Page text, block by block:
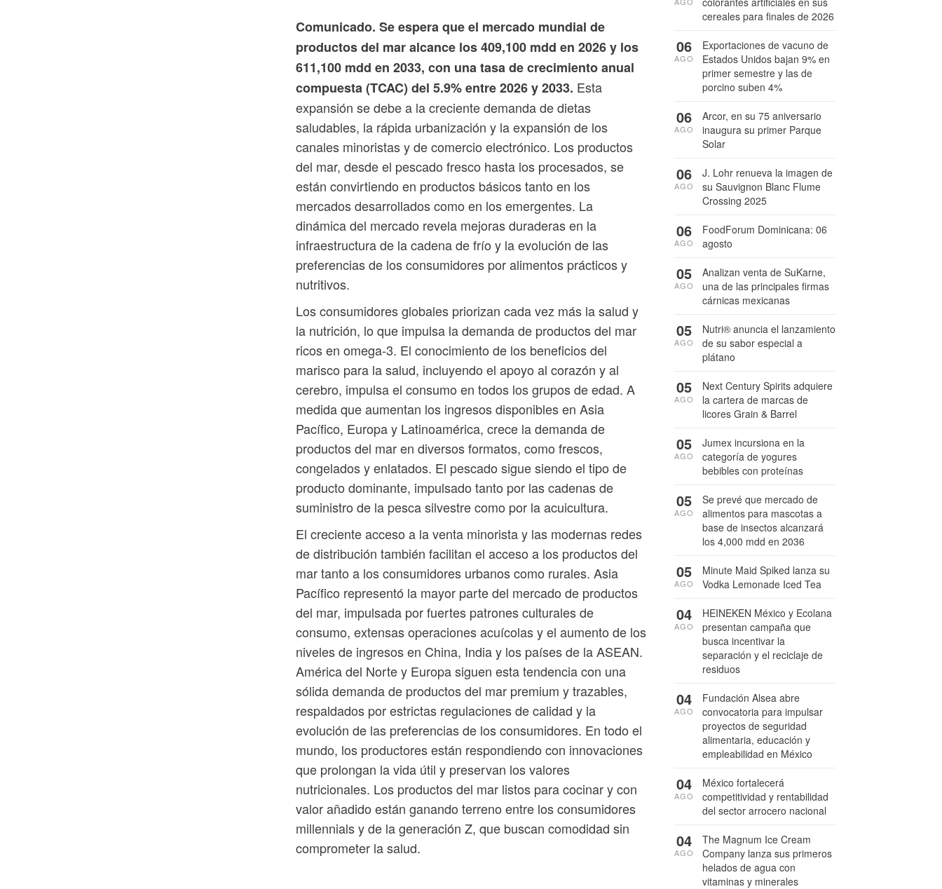
Comunicado. Se espera que el mercado mundial de
productos del mar alcance los 409,100 mdd en 2026 y los
611,100 mdd en 2033, con una tasa de crecimiento anual
compuesta (TCAC) del 5.9% entre 2026 y 2033. Esta
expansión se debe a la creciente demanda de dietas
saludables, la rápida urbanización y la expansión de los
canales minoristas y de comercio electrónico. Los productos
del mar, desde el pescado fresco hasta los procesados, se
están convirtiendo en productos básicos tanto en los
mercados desarrollados como en los emergentes. La
dinámica del mercado revela mejoras duraderas en la
infraestructura de la cadena de frío y la evolución de las
preferencias de los consumidores por alimentos prácticos y
nutritivos.
Los consumidores globales priorizan cada vez más la salud y
la nutrición, lo que impulsa la demanda de productos del mar
ricos en omega-3. El conocimiento de los beneficios del
marisco para la salud, incluyendo el apoyo al corazón y al
cerebro, impulsa el consumo en todos los grupos de edad. A
medida que aumentan los ingresos disponibles en Asia
Pacífico, Europa y Latinoamérica, crece la demanda de
productos del mar en diversos formatos, como frescos,
congelados y enlatados. El pescado sigue siendo el tipo de
producto dominante, impulsado tanto por las cadenas de
suministro de la pesca silvestre como por la acuicultura.
El creciente acceso a la venta minorista y las modernas redes
de distribución también facilitan el acceso a los productos del
mar tanto a los consumidores urbanos como rurales. Asia
Pacífico representó la mayor parte del mercado de productos
del mar, impulsada por fuertes patrones culturales de
consumo, extensas operaciones acuícolas y el aumento de los
niveles de ingresos en China, India y los países de la ASEAN.
América del Norte y Europa siguen esta tendencia con una
sólida demanda de productos del mar premium y trazables,
respaldados por estrictas regulaciones de calidad y la
evolución de las preferencias de los consumidores. En todo el
mundo, los productores están respondiendo con innovaciones
que prolongan la vida útil y preservan los valores
nutricionales. Los productos del mar listos para cocinar y con
valor añadido están ganando terreno entre los consumidores
millennials y de la generación Z, que buscan comodidad sin
comprometer la salud.
cereales para finales de 2026
Exportaciones de vacuno de
Estados Unidos bajan 9% en
primer semestre y las de
porcino suben 4%
06
AGO
Arcor, en su 75 aniversario
inaugura su primer Parque
Solar
06
AGO
J. Lohr renueva la imagen de
su Sauvignon Blanc Flume
Crossing 2025
06
AGO
FoodForum Dominicana: 06
agosto
06
AGO
Analizan venta de SuKarne,
una de las principales firmas
cárnicas mexicanas
05
AGO
Nutri® anuncia el lanzamiento
de su sabor especial a
plátano
05
AGO
Next Century Spirits adquiere
la cartera de marcas de
licores Grain & Barrel
05
AGO
Jumex incursiona en la
categoría de yogures
bebibles con proteínas
05
AGO
Se prevé que mercado de
alimentos para mascotas a
base de insectos alcanzará
los 4,000 mdd en 2036
05
AGO
Minute Maid Spiked lanza su
Vodka Lemonade Iced Tea
05
AGO
HEINEKEN México y Ecolana
presentan campaña que
busca incentivar la
separación y el reciclaje de
residuos
04
AGO
Fundación Alsea abre
convocatoria para impulsar
proyectos de seguridad
alimentaria, educación y
empleabilidad en México
04
AGO
México fortalecerá
competitividad y rentabilidad
del sector arrocero nacional
04
AGO
The Magnum Ice Cream
Company lanza sus primeros
helados de agua con
vitaminas y minerales
04
AGO